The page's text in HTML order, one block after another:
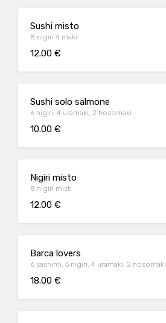
Sushi misto
8 nigiri 4 maki
12.00 €
Sushi solo salmone
6 nigiri, 4 uramaki, 2 hosomaki
10.00 €
Nigiri misto
8 nigiri misti
12.00 €
Barca lovers
6 sashimi, 5 nigiri, 4 uramaki, 2 hosomaki
18.00 €